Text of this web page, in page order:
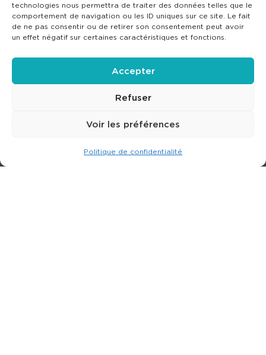
technologies nous permettra de traiter des données telles que le
comportement de navigation ou les ID uniques sur ce site. Le fait
de ne pas consentir ou de retirer son consentement peut avoir
un effet négatif sur certaines caractéristiques et fonctions.
Accepter
Refuser
Voir les préférences
Politique de confidentialité